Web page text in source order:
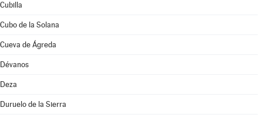
Cubilla
Cubo de la Solana
Cueva de Ágreda
Dévanos
Deza
Duruelo de la Sierra